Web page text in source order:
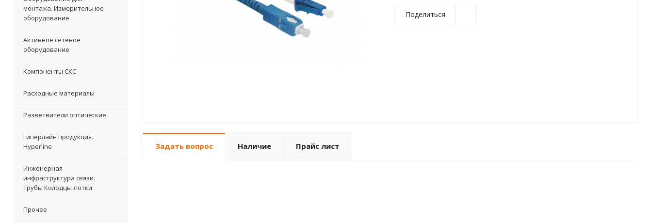
Поделиться
Задать вопрос Наличие Прайс лист
монтажа. Измерительное
оборудование
Активное сетевое
оборудование
Компоненты СКС
Расходные материалы
Разветвители оптические
Гиперлайн продукция.
Hyperline
Инженерная
инфраструктура связи.
Трубы Колодцы Лотки
Прочее